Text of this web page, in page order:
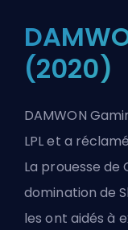
(2020)
DAMWON
LPL et a
La prouesse de
domination de
les ont aidés à